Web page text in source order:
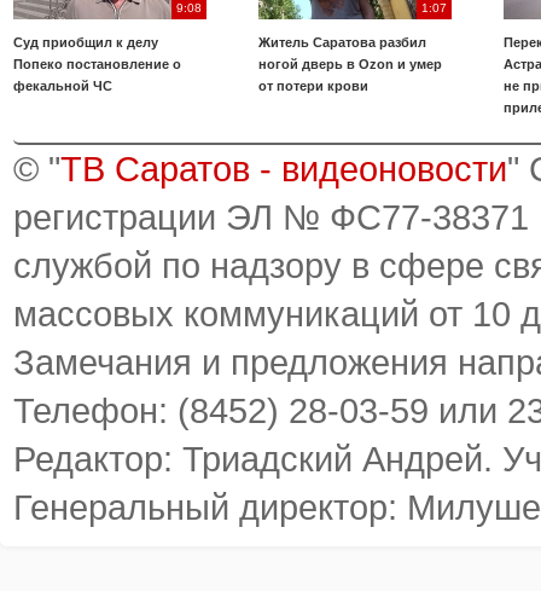
9:08
Суд приобщил к делу
Попеко постановление о
фекальной ЧС
1:07
Житель Саратова разбил
ногой дверь в Ozon и умер
от потери крови
не
© "ТВ Саратов - видеоновости"
регистрации ЭЛ № ФС77-38371
службой по надзору в сфере
массовых коммуникаций от 10
Замечания и предложения
Телефон: (8452) 28-03-59 или
Редактор: Триадский Андрей.
Генеральный директор: